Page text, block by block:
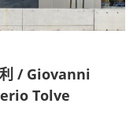
利 / Giovanni
Tolve